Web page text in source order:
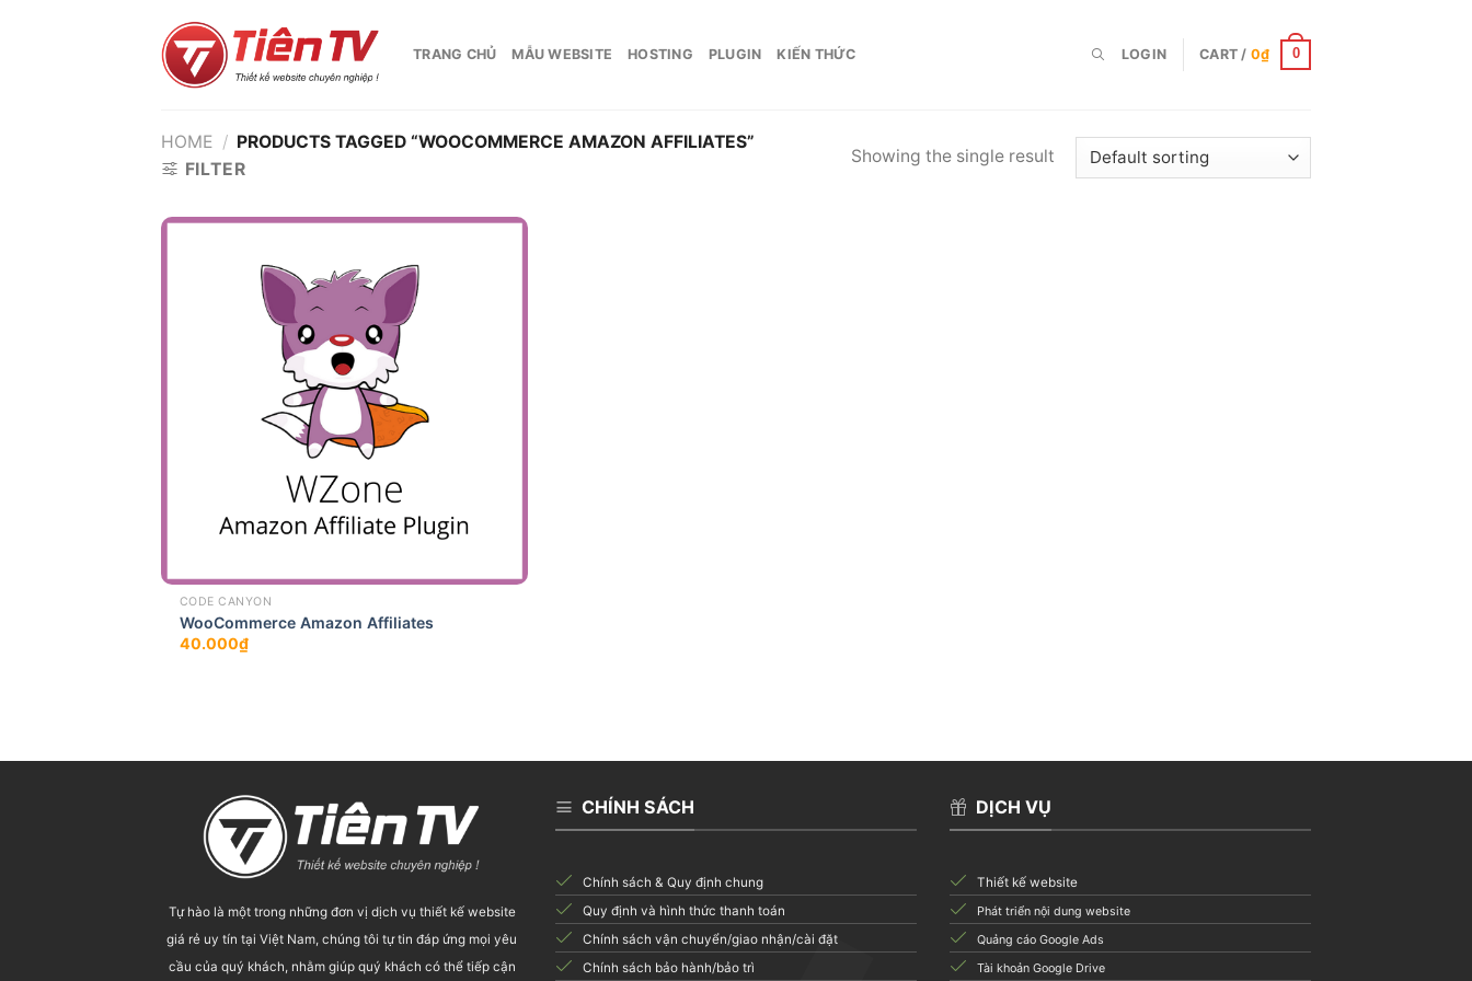
TRANG CHỦ MẪU WEBSITE HOSTING PLUGIN KIẾN THỨC LOGIN CART / 0₫ 0
HOME / PRODUCTS TAGGED “WOOCOMMERCE AMAZON AFFILIATES”
FILTER
Showing the single result
CODE CANYON
WooCommerce Amazon Affiliates
40.000₫
Tự hào là một trong những đơn vị dịch vụ thiết kế website
giá rẻ uy tín tại Việt Nam, chúng tôi tự tin đáp ứng mọi yêu
cầu của quý khách, nhằm giúp quý khách có thể tiếp cận
CHÍNH SÁCH
Chính sách & Quy định chung
Quy định và hình thức thanh toán
Chính sách vận chuyển/giao nhận/cài đặt
Chính sách bảo hành/bảo trì
DỊCH VỤ
Thiết kế website
Phát triển nội dung website
Quảng cáo Google Ads
Tài khoản Google Drive